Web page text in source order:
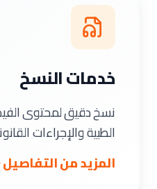
خدمات النسخ
نسخ دقيق لمحتوى
الطبية والإجراءات
المزيد من التفاصيل